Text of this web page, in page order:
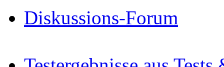
Diskussions-Forum